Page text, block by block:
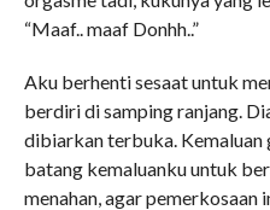
“Maaf.. maaf Donhh..”
Aku berhenti sesaat untuk
berdiri di samping ranjang.
dibiarkan terbuka. Kemaluan
batang kemaluanku untuk
menahan, agar